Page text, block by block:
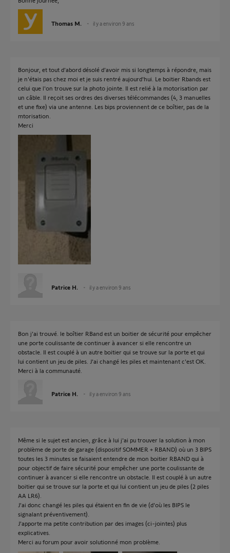
Thomas M. il y a environ 9 ans
Bonjour, et tout d'abord désolé d'avoir mis si longtemps à répondre, mais
je n'étais pas chez moi et je suis rentré aujourd'hui. Le boitier Rbands est
celui que l'on trouve sur la photo jointe. Il est relié à la motorisation par
un câble. Il reçoit ses ordres des diverses télécommandes (4, 3 manuelles
et une fixe) via une antenne. Les bips proviennent de ce boîtier, pas de la
mtorisation.
Merci
Patrice H. il y a environ 9 ans
Bon j'ai trouvé. le boîtier RBand est un boitier de sécurité pour empêcher
une porte coulissante de continuer à avancer si elle rencontre un
obstacle. Il est couplé à un autre boitier qui se trouve sur la porte et qui
lui contient un jeu de piles. J'ai changé les piles et maintenant c'est OK.
Merci à la communauté.
Patrice H. il y a environ 9 ans
Même si le sujet est ancien, grâce à lui j'ai pu trouver la solution à mon
problème de porte de garage (dispositif SOMMER + RBAND) où un 3 BIPS
toutes les 3 minutes se faisaient entendre de mon boitier RBAND qui à
pour objectif de faire sécurité pour empêcher une porte coulissante de
continuer à avancer si elle rencontre un obstacle. Il est couplé à un autre
boitier qui se trouve sur la porte et qui lui contient un jeu de piles (2 piles
AA LR6).
J'ai donc changé les piles qui étaient en fin de vie (d'où les BIPS le
signalant préventivement).
J'apporte ma petite contribution par des images (ci-jointes) plus
explicatives.
Merci au forum pour avoir solutionné mon problème.